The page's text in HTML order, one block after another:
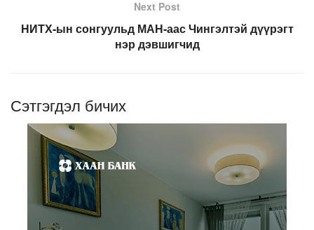
Next Post
НИТХ-ын сонгуульд МАН-аас Чингэлтэй дүүрэгт
нэр дэвшигчид
Сэтгэгдэл бичих